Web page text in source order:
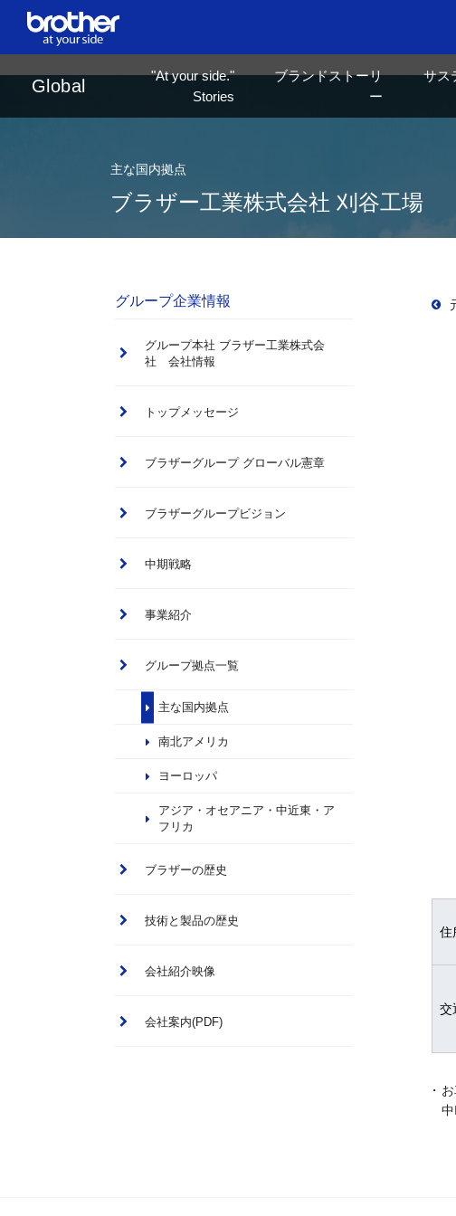
Global
"At your side."
Stories
ブランドストーリ
ー
サス
主な国内拠点
ブラザー工業株式会社 刈谷工場
グループ企業情報
グループ本社 ブラザー工業株式会
社 会社情報
トップメッセージ
ブラザーグループ グローバル憲章
ブラザーグループビジョン
中期戦略
事業紹介
グループ拠点一覧
主な国内拠点
南北アメリカ
ヨーロッパ
アジア・オセアニア・中近東・ア
フリカ
ブラザーの歴史
技術と製品の歴史
会社紹介映像
会社案内(PDF)
住
交
中